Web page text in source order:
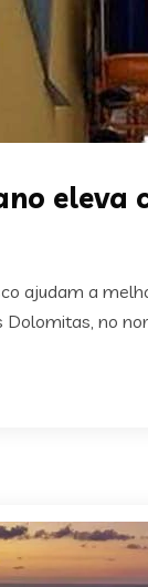
eleva
ajudam a
no